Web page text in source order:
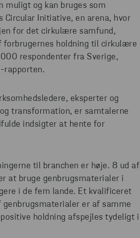
muligt og kan bruges som
Circular Initiative, en arena, hvor
for det cirkulære samfund,
forbrugernes holdning til cirkulære
respondenter fra Sverige,
rapporten.
eksperter og
transformation, er samtalerne
indsigter at hente for
til branchen er høje. 8 ud af
at bruge genbrugsmaterialer i
i de fem lande. Et kvalificeret
er af samme
holdning afspejles tydeligt i